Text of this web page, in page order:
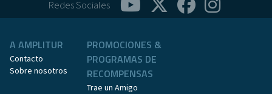
Redes Sociales
A AMPLITUR
Contacto
Sobre nosotros
PROMOCIONES &
PROGRAMAS DE
RECOMPENSAS
Trae un Amigo